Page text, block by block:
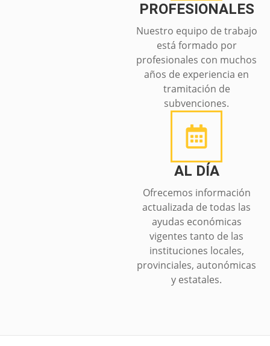
PROFESIONALES
Nuestro equipo de trabajo
está formado por
profesionales con muchos
años de experiencia en
tramitación de
subvenciones.
AL DÍA
Ofrecemos información
actualizada de todas las
ayudas económicas
vigentes tanto de las
instituciones locales,
provinciales, autonómicas
y estatales.